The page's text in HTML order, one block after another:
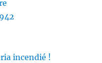
incendié !